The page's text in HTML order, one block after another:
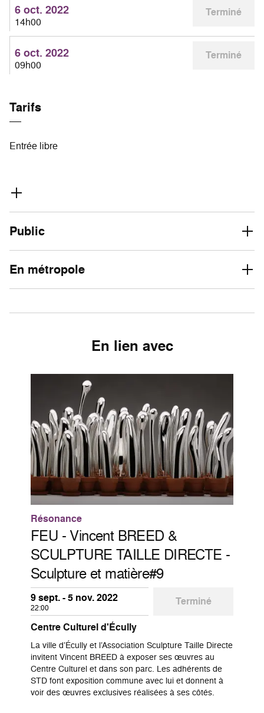
6 oct. 2022
14h00
Terminé
6 oct. 2022
09h00
Terminé
Tarifs
Entrée libre
Public
En métropole
En lien avec
Résonance
FEU - Vincent BREED &
SCULPTURE TAILLE DIRECTE -
Sculpture et matière#9
9 sept. - 5 nov. 2022
22:00
Terminé
Centre Culturel d'Écully
La ville d’Écully et l’Association Sculpture Taille Directe
invitent Vincent BREED à exposer ses œuvres au
Centre Culturel et dans son parc. Les adhérents de
STD font exposition commune avec lui et donnent à
voir des œuvres exclusives réalisées à ses côtés.